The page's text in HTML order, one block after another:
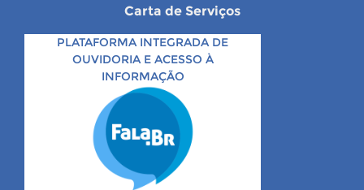
Carta de Serviços
PLATAFORMA INTEGRADA DE
OUVIDORIA E ACESSO À
INFORMAÇÃO